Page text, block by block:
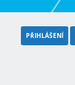
PŘIHLÁŠENÍ